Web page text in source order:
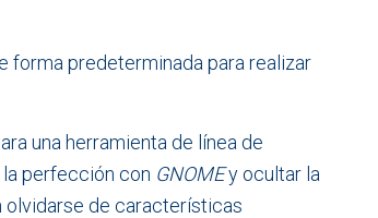
forma predeterminada para realizar
una herramienta de línea de
perfección con GNOMEy ocultar la
olvidarse de características